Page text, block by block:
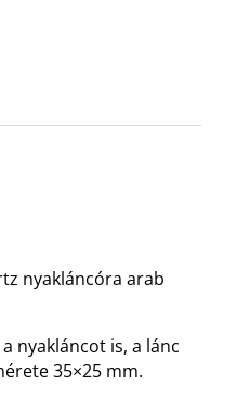
nyakláncóra arab
nyakláncot is, a lánc
35×25 mm.